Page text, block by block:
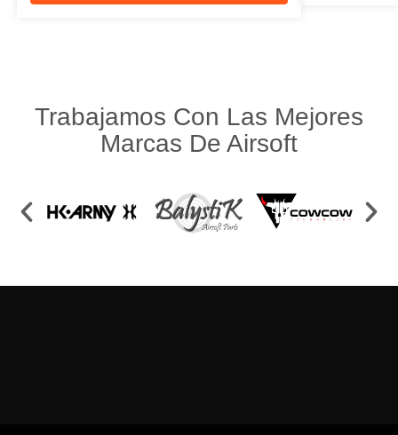
Trabajamos Con Las Mejores
Marcas De Airsoft